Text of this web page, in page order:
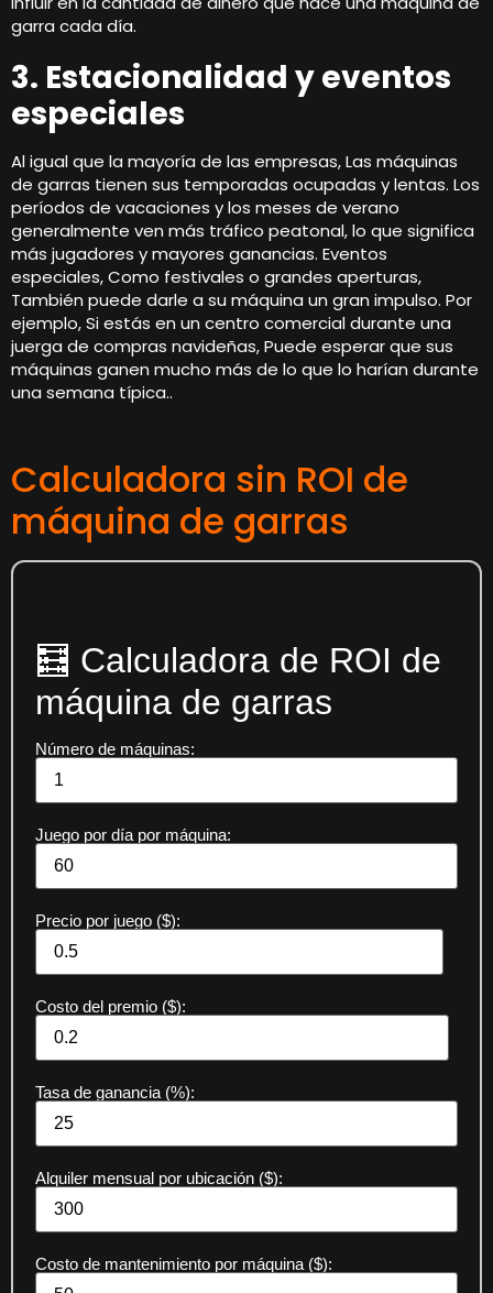
garra cada día.
3. Estacionalidad y eventos
especiales
Al igual que la mayoría de las empresas, Las máquinas
de garras tienen sus temporadas ocupadas y lentas. Los
períodos de vacaciones y los meses de verano
generalmente ven más tráfico peatonal, lo que significa
más jugadores y mayores ganancias. Eventos
especiales, Como festivales o grandes aperturas,
También puede darle a su máquina un gran impulso. Por
ejemplo, Si estás en un centro comercial durante una
juerga de compras navideñas, Puede esperar que sus
máquinas ganen mucho más de lo que lo harían durante
una semana típica..
Calculadora sin ROI de
máquina de garras
🧮 Calculadora de ROI de
máquina de garras
Número de máquinas:
Juego por día por máquina:
Precio por juego ($):
Costo del premio ($):
Tasa de ganancia (%):
Alquiler mensual por ubicación ($):
Costo de mantenimiento por máquina ($):